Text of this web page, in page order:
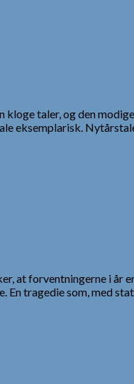
taler, og den
eksemplarisk.
at forventningerne i år
tragedie som, med